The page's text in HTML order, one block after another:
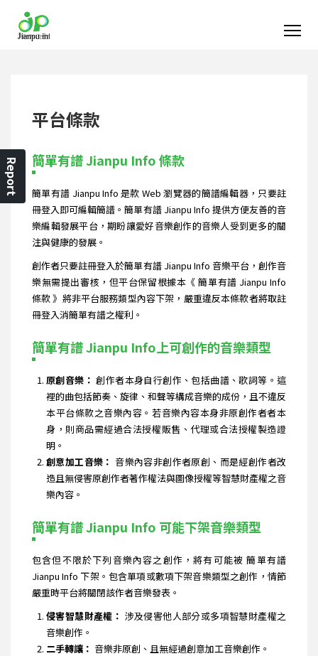
平台條款
簡單有譜 Jianpu Info 條款
簡單有譜 Jianpu Info 是款 Web 瀏覽器的簡譜編輯器，只要註
冊登入即可編輯簡譜。簡單有譜 Jianpu Info 提供方便友善的音
樂編輯發展平台，期盼讓愛好音樂創作的音樂人受到更多的關
注與健康的發展。
創作者只要註冊登入於簡單有譜 Jianpu Info 音樂平台，創作音
樂無需提出審核，但平台保留根據本《 簡單有譜 Jianpu Info
條款 》將非平台服務類型內容下架，嚴重違反本條款者將取註
冊登入消簡單有譜之權利。
簡單有譜 Jianpu Info上可創作的音樂類型
原創音樂： 創作者本身自行創作、包括曲譜、歌詞等。這
裡的曲包括節奏、旋律、和聲等構成音樂的成份，且不違反
本平台條款之音樂內容。若音樂內容本身非原創作者者本
身，則商品需經過合法授權販售、代理或合法授權製造證
明。
創意加工音樂： 音樂內容非創作者原創、而是經創作者改
造且無侵害原創作者著作權法與圖像授權等智慧財產權之音
樂內容。
簡單有譜 Jianpu Info 可能下架音樂類型
包含但不限於下列音樂內容之創作，將有可能被 簡單有譜
Jianpu Info 下架。包含單項或數項下架音樂類型之創作，情節
嚴重時平台將關閉該作者音樂發表。
侵害智慧財產權： 涉及侵害他人部分或多項智慧財產權之
音樂創作。
二手轉讓： 音樂非原創、且無經過創意加工音樂創作。
Report